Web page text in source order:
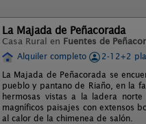
La Majada de Peñacorada
Casa Rural en Fuentes de
Alquiler completo
2-12+2
La Majada de Peñacorada se
pueblo y pantano de Riaño, en la
hermosas vistas a la ladera
magníficos paisajes con extensos
al calor de la chimenea de salón.